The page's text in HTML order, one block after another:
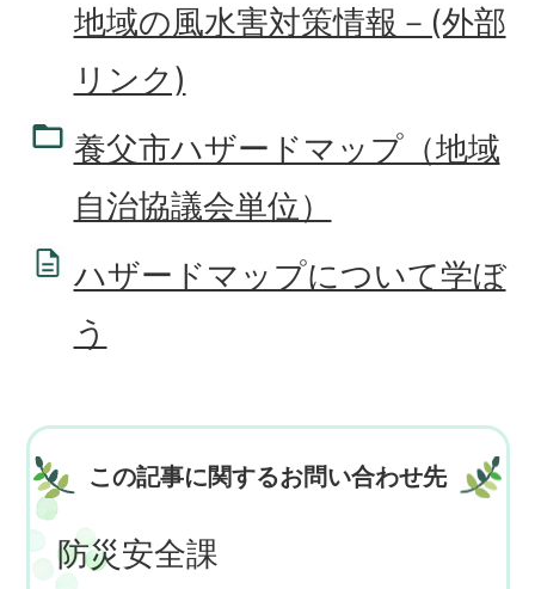
地域の風水害対策情報－(外部
リンク)
養父市ハザードマップ（地域
自治協議会単位）
ハザードマップについて学ぼ
う
この記事に関するお問い合わせ先
防災安全課